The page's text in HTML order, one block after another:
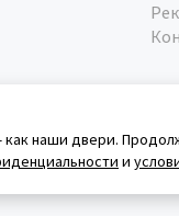
наши двери.
и